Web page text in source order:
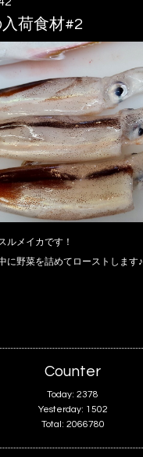
荷食材#2
ルメイカです！
に野菜を詰めてローストします♪
Counter
Today: 2378
Yesterday: 1502
Total: 2066780